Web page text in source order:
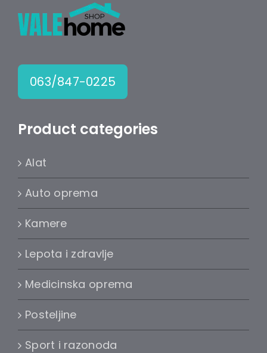
063/847-0225
Product categories
Alat
Auto oprema
Kamere
Lepota i zdravlje
Medicinska oprema
Posteljine
Sport i razonoda